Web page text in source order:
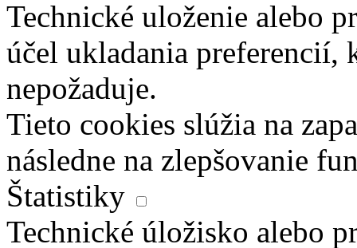
Technické uloženie alebo
účel ukladania preferencií,
nepožaduje.
Tieto cookies slúžia na
následne na zlepšovanie
Štatistiky
Technické úložisko alebo